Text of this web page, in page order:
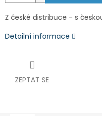
Z české distribuce - s
Detailní informace
ZEPTAT SE